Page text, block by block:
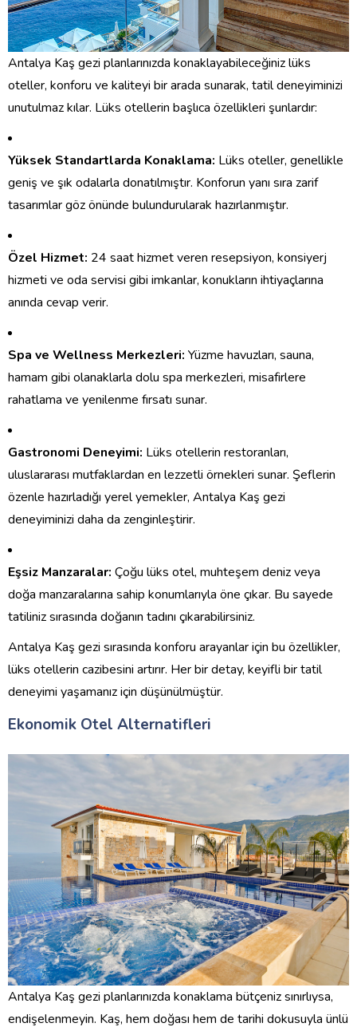
Antalya Kaş gezi planlarınızda konaklayabileceğiniz lüks
oteller, konforu ve kaliteyi bir arada sunarak, tatil deneyiminizi
unutulmaz kılar. Lüks otellerin başlıca özellikleri şunlardır:
Yüksek Standartlarda Konaklama: Lüks oteller, genellikle
geniş ve şık odalarla donatılmıştır. Konforun yanı sıra zarif
tasarımlar göz önünde bulundurularak hazırlanmıştır.
Özel Hizmet: 24 saat hizmet veren resepsiyon, konsiyerj
hizmeti ve oda servisi gibi imkanlar, konukların ihtiyaçlarına
anında cevap verir.
Spa ve Wellness Merkezleri: Yüzme havuzları, sauna,
hamam gibi olanaklarla dolu spa merkezleri, misafirlere
rahatlama ve yenilenme fırsatı sunar.
Gastronomi Deneyimi: Lüks otellerin restoranları,
uluslararası mutfaklardan en lezzetli örnekleri sunar. Şeflerin
özenle hazırladığı yerel yemekler, Antalya Kaş gezi
deneyiminizi daha da zenginleştirir.
Eşsiz Manzaralar: Çoğu lüks otel, muhteşem deniz veya
doğa manzaralarına sahip konumlarıyla öne çıkar. Bu sayede
tatiliniz sırasında doğanın tadını çıkarabilirsiniz.
Antalya Kaş gezi sırasında konforu arayanlar için bu özellikler,
lüks otellerin cazibesini artırır. Her bir detay, keyifli bir tatil
deneyimi yaşamanız için düşünülmüştür.
Ekonomik Otel Alternatifleri
Antalya Kaş gezi planlarınızda konaklama bütçeniz sınırlıysa,
endişelenmeyin. Kaş, hem doğası hem de tarihi dokusuyla ünlü